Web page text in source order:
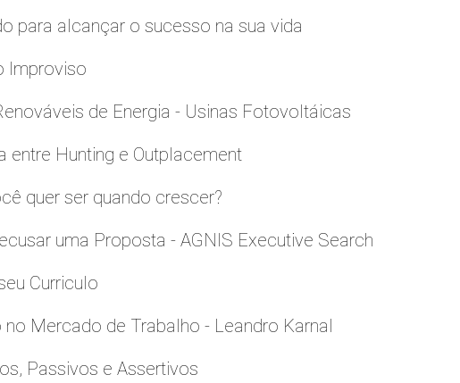
para alcançar o sucesso na sua vida
Improviso
de Energia - Usinas Fotovoltáicas
entre Hunting e Outplacement
quer ser quando crescer?
uma Proposta - AGNIS Executive Search
Curriculo
Mercado de Trabalho - Leandro Karnal
Passivos e Assertivos